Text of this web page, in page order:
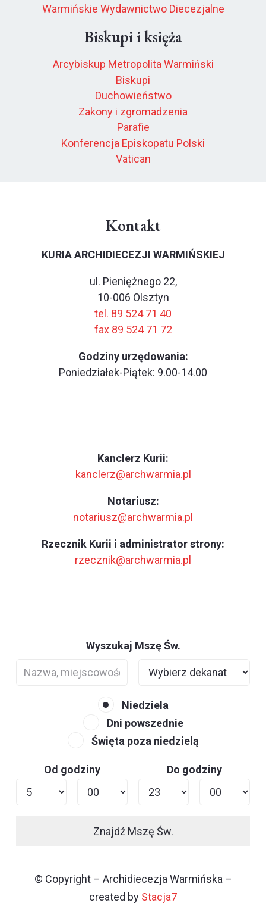
Warmińskie Wydawnictwo Diecezjalne
Biskupi i księża
Arcybiskup Metropolita Warmiński
Biskupi
Duchowieństwo
Zakony i zgromadzenia
Parafie
Konferencja Episkopatu Polski
Vatican
Kontakt
KURIA ARCHIDIECEZJI WARMIŃSKIEJ
ul. Pieniężnego 22,
10-006 Olsztyn
tel. 89 524 71 40
fax 89 524 71 72
Godziny urzędowania:
Poniedziałek-Piątek: 9.00-14.00
Kanclerz Kurii:
kanclerz@archwarmia.pl
Notariusz:
notariusz@archwarmia.pl
Rzecznik Kurii i administrator strony:
rzecznik@archwarmia.pl
Wyszukaj Mszę Św.
Niedziela
Dni powszednie
Święta poza niedzielą
Od godziny Do godziny
Znajdź Mszę Św.
© Copyright – Archidiecezja Warmińska –
created by Stacja7